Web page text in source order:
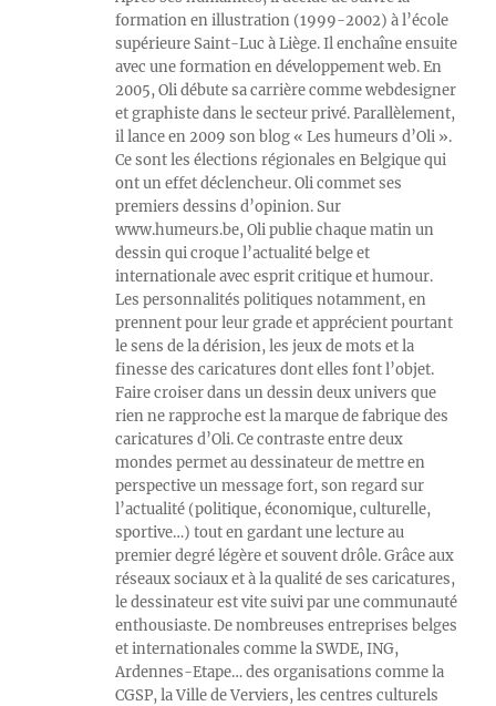
formation en illustration (1999-2002) à l’école
supérieure Saint-Luc à Liège. Il enchaîne ensuite
avec une formation en développement web. En
2005, Oli débute sa carrière comme webdesigner
et graphiste dans le secteur privé. Parallèlement,
il lance en 2009 son blog « Les humeurs d’Oli ».
Ce sont les élections régionales en Belgique qui
ont un effet déclencheur. Oli commet ses
premiers dessins d’opinion. Sur
www.humeurs.be, Oli publie chaque matin un
dessin qui croque l’actualité belge et
internationale avec esprit critique et humour.
Les personnalités politiques notamment, en
prennent pour leur grade et apprécient pourtant
le sens de la dérision, les jeux de mots et la
finesse des caricatures dont elles font l’objet.
Faire croiser dans un dessin deux univers que
rien ne rapproche est la marque de fabrique des
caricatures d’Oli. Ce contraste entre deux
mondes permet au dessinateur de mettre en
perspective un message fort, son regard sur
l’actualité (politique, économique, culturelle,
sportive…) tout en gardant une lecture au
premier degré légère et souvent drôle. Grâce aux
réseaux sociaux et à la qualité de ses caricatures,
le dessinateur est vite suivi par une communauté
enthousiaste. De nombreuses entreprises belges
et internationales comme la SWDE, ING,
Ardennes-Etape… des organisations comme la
CGSP, la Ville de Verviers, les centres culturels